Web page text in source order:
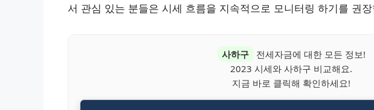
서 관심 있는 분들은 시세 흐름을 지속적으로 모니터링 하기를 권
사하구
전세자금에 대한 모든 정보!
2023 시세와 사하구 비교해요.
지금 바로 클릭해 확인하세요!